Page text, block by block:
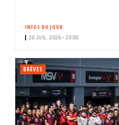
INFOS DU JOUR
20 JUIL. 2026 • 20:00
BRÈVES